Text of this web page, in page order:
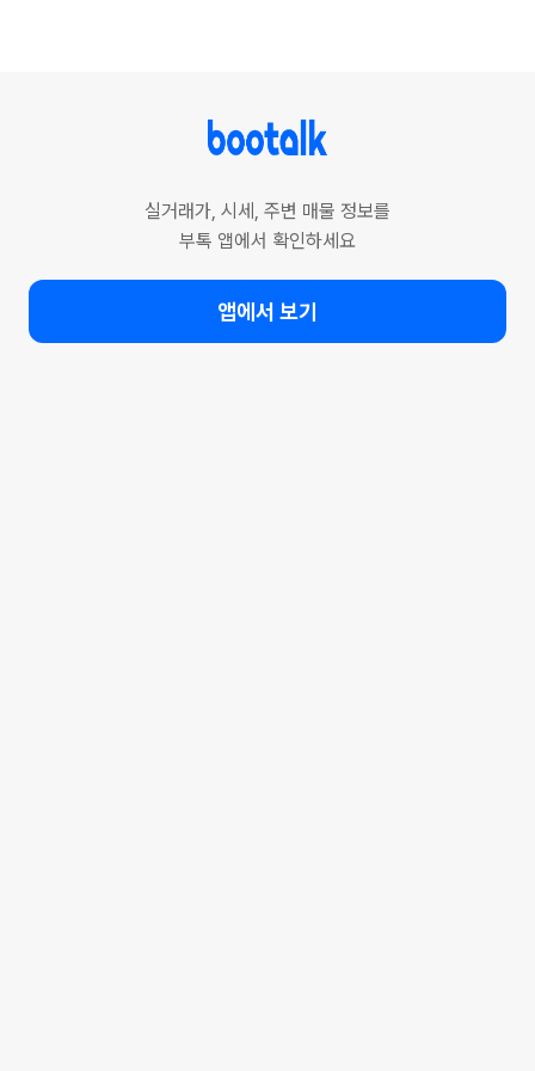
실거래가, 시세, 주변 매물 정보를
부톡 앱에서 확인하세요
앱에서 보기